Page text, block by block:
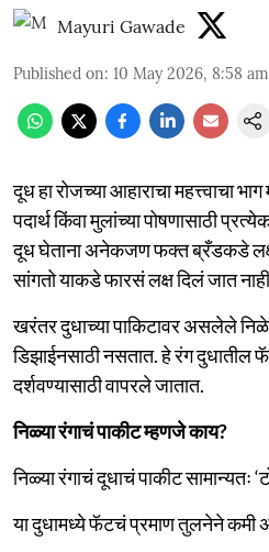
Mayuri Gawade
Published on: 10 May 2026, 8:58 am
दूध हा रोजच्या आहाराचा महत्त्वाचा
पदार्थ किंवा मुलांच्या पोषणासाठी
दूध घेताना अनेकजण फक्त ब्रँडकडे लक्ष
सांगतो याकडे फारसं लक्ष दिलं जात
खरंतर दुधाच्या पाकिटावर असलेले
डिझाईनसाठी नसतात. हे रंग दुधातील
दर्शवण्यासाठी वापरले जातात.
निळ्या रंगाचं पाकीट म्हणजे काय?
निळ्या रंगाचं दूधाचं पाकीट सामान्यतः
या दुधामध्ये फॅटचं प्रमाण तुलनेने कमी